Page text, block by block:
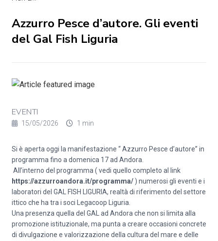
Azzurro Pesce d’autore. Gli eventi
del Gal Fish Liguria
EVENTI
15/05/2026 1 min
Si è aperta oggi la manifestazione “ Azzurro Pesce d’autore” in
programma fino a domenica 17 ad Andora.
All’interno del programma ( vedi quello completo al link
https://azzurroandora.it/programma/ ) numerosi gli eventi e i
laboratori del GAL FISH LIGURIA, realtà di riferimento del settore
ittico che ha tra i soci Legacoop Liguria.
Una presenza quella del GAL ad Andora che non si limita alla
promozione istituzionale, ma punta a creare occasioni concrete
di divulgazione e valorizzazione della cultura del mare e delle